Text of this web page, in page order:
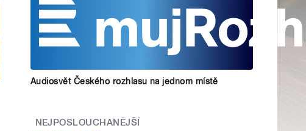
Audiosvět Českého rozhlasu na jednom místě
NEJPOSLOUCHANĚJŠÍ